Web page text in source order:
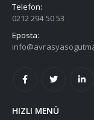
Telefon:
0212 294 50 53
Eposta:
HIZLI MENÜ